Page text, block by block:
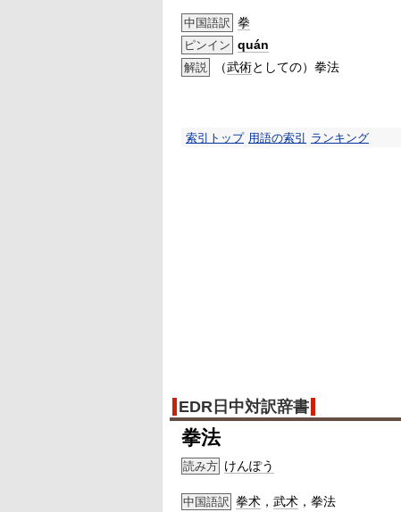
中国語訳 拳
ピンイン quán
解説 （武術としての）拳法
索引トップ 用語の索引 ランキング
EDR日中対訳辞書
拳法
読み方 けんぽう
中国語訳 拳术 ， 武术 ，拳法